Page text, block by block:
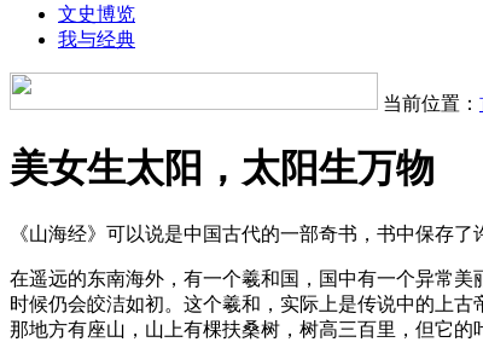
文史博览
我与经典
当前位置：
美女生太阳，太阳生万物
《山海经》可以说是中国古代的一部奇书，书中保存
在遥远的东南海外，有一个羲和国，国中有一个异常
时候仍会皎洁如初。这个羲和，实际上是传说中的上
那地方有座山，山上有棵扶桑树，树高三百里，但它